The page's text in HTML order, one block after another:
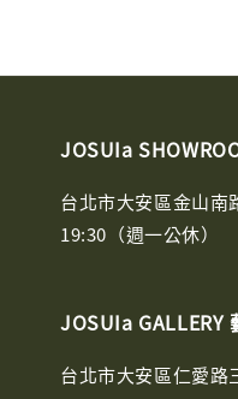
JOSUIa
台北市大安區金山南
19:30（週一公休）
JOSUIa GALLERY
台北市大安區仁愛路